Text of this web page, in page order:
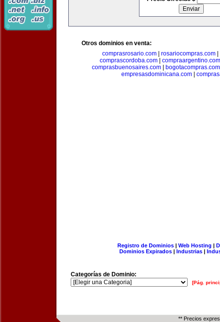
Otros dominios en venta:
comprasrosario.com
rosariocompras.com
comprascordoba.com
compraargentino.com
comprasbuenosaires.com
bogotacompras.com
empresasdominicana.com
Registro de Dominios| Web Hosting |
Dominios Expirados | Industrias |
Categorías de Dominio:
[Pág.
** Precios